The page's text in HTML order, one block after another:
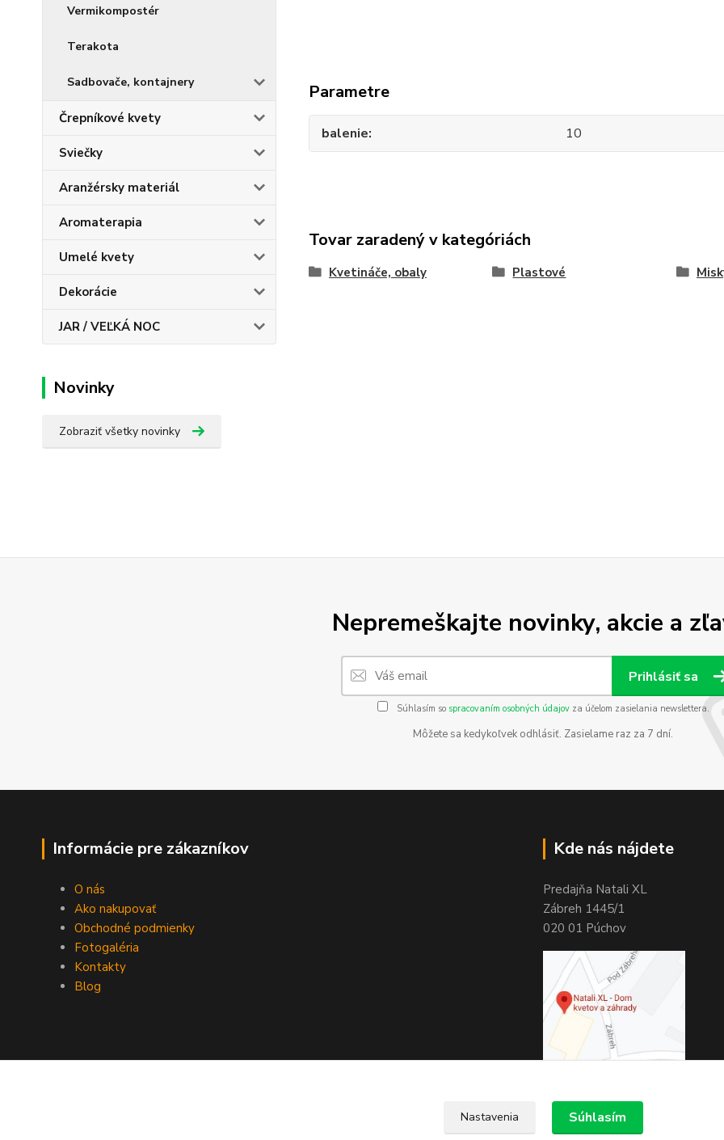
Vermikompostér
Terakota
Sadbovače, kontajnery
Črepníkové kvety
Sviečky
Aranžérsky materiál
Aromaterapia
Umelé kvety
Dekorácie
JAR / VEĽKÁ NOC
Novinky
Zobraziť všetky novinky
Parametre
balenie 10
Tovar zaradený v kategóriách
Kvetináče, obaly Plastové
Nepremeškajte novinky, akcie a
Prihlásiť sa
Súhlasím so spracovaním osobných údajovza účelom zasielania newslettera.
Môžete sa kedykoľvek odhlásiť. Zasielame raz za 7 dní.
Informácie pre zákazníkov
O nás
Ako nakupovať
Obchodné podmienky
Fotogaléria
Kontakty
Blog
Kde nás nájdete
Predajňa Natali XL
Zábreh 1445/1
020 01 Púchov
Nastavenia Súhlasím